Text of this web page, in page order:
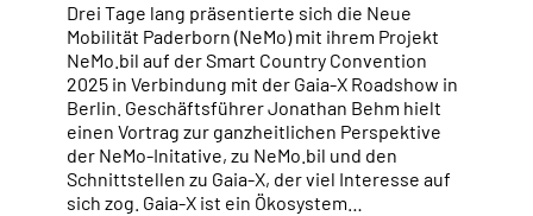
Drei Tage lang präsentierte sich die Neue
Mobilität Paderborn (NeMo) mit ihrem Projekt
NeMo.bil auf der Smart Country Convention
2025 in Verbindung mit der Gaia-X Roadshow in
Berlin. Geschäftsführer Jonathan Behm hielt
einen Vortrag zur ganzheitlichen Perspektive
der NeMo-Initative, zu NeMo.bil und den
Schnittstellen zu Gaia-X, der viel Interesse auf
sich zog. Gaia-X ist ein Ökosystem…